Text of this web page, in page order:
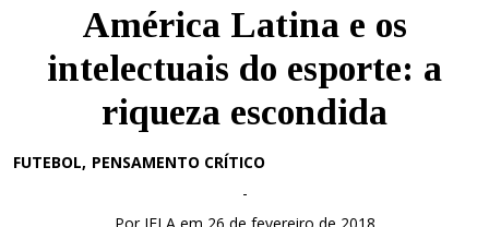
América Latina e os
intelectuais do esporte: a
riqueza escondida
FUTEBOL PENSAMENTO CRÍTICO
-